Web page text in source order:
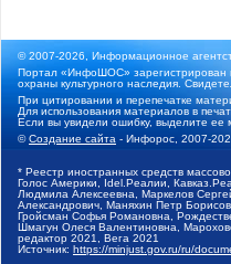
© 2007-2026, Информационное
Портал «ИнфоШОС» зарегистрирован
охраны культурного наследия.
При цитировании и перепечатке
Для использования материалов в
Если вы увидели ошибку, выделите
©Создание сайта - Инфорос, 2007-
* Реестр иностранных средств
Голос Америки, Idel.Реалии,
Людмила Алексеевна, Маркелов
Александрович, Маняхин Петр
Гройсман Софья Романовна,
Шмагун Олеся Валентиновна,
редактор 2021, Вега 2021
Источник: https://minjust.gov.ru/ru/